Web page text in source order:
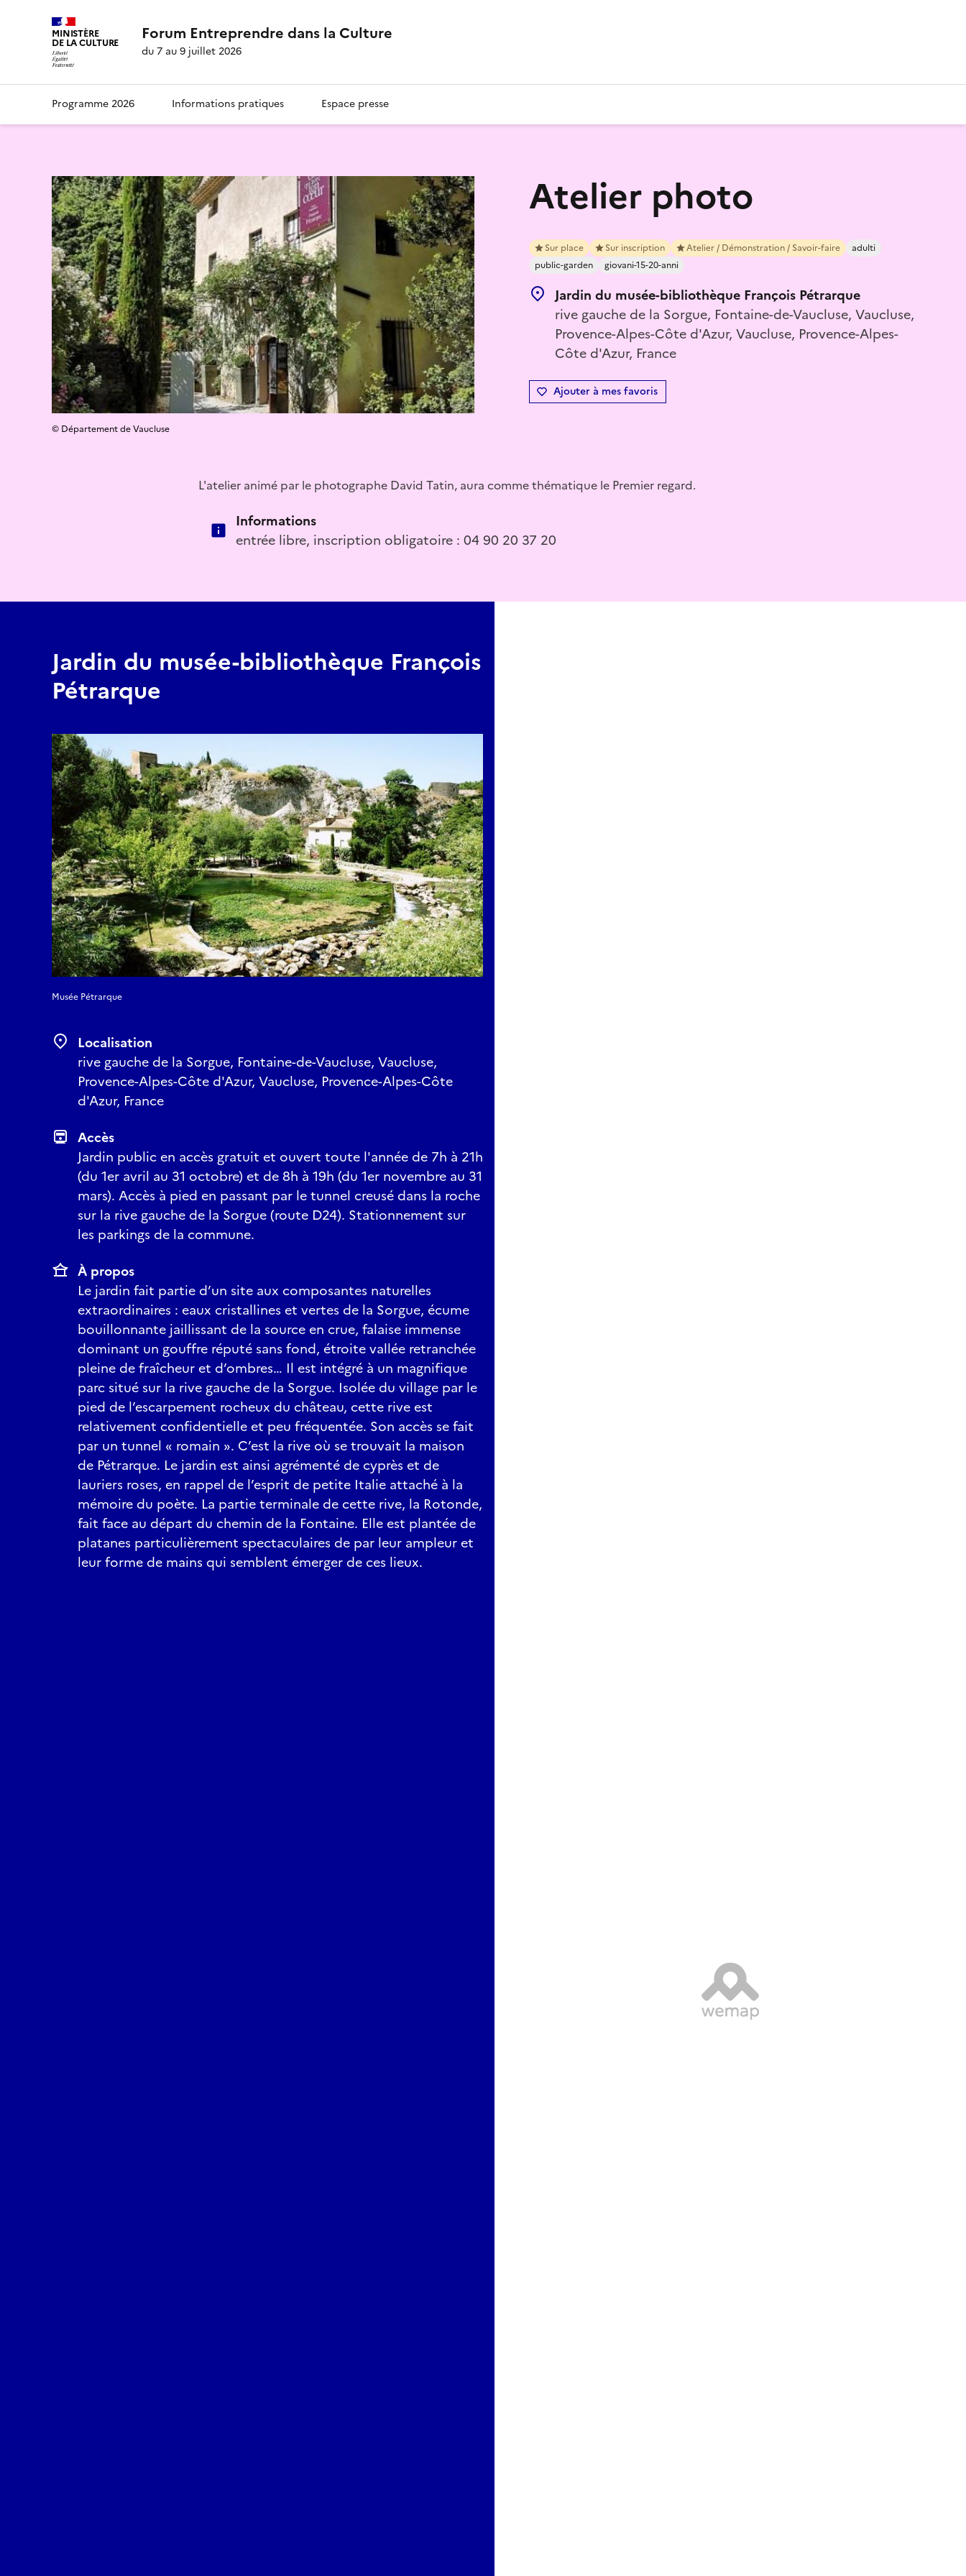
MINISTÈRE
DE LA CULTURE Forum Entreprendre dans la Culture
du 7 au 9 juillet 2026
Programme 2026 Informations pratiques Espace presse
Atelier photo
Sur place Sur inscription Atelier / Démonstration / Savoir-faire
adulti
public-garden
giovani-15-20-anni
Jardin du musée-bibliothèque François Pétrarque
rive gauche de la Sorgue, Fontaine-de-Vaucluse, Vaucluse,
Provence-Alpes-Côte d'Azur, Vaucluse, Provence-Alpes-
Côte d'Azur, France
Ajouter à mes favoris
© Département de Vaucluse
L'atelier animé par le photographe David Tatin, aura comme thématique le Premier regard.
Informations
entrée libre, inscription obligatoire : 04 90 20 37 20
Jardin du musée-bibliothèque François
Pétrarque
Musée Pétrarque
Localisation
rive gauche de la Sorgue, Fontaine-de-Vaucluse, Vaucluse,
Provence-Alpes-Côte d'Azur, Vaucluse, Provence-Alpes-Côte
d'Azur, France
Accès
Jardin public en accès gratuit et ouvert toute l'année de 7h à 21h
(du 1er avril au 31 octobre) et de 8h à 19h (du 1er novembre au 31
mars). Accès à pied en passant par le tunnel creusé dans la roche
sur la rive gauche de la Sorgue (route D24). Stationnement sur
les parkings de la commune.
À propos
Le jardin fait partie d’un site aux composantes naturelles
extraordinaires : eaux cristallines et vertes de la Sorgue, écume
bouillonnante jaillissant de la source en crue, falaise immense
dominant un gouffre réputé sans fond, étroite vallée retranchée
pleine de fraîcheur et d’ombres… Il est intégré à un magnifique
parc situé sur la rive gauche de la Sorgue. Isolée du village par le
pied de l’escarpement rocheux du château, cette rive est
relativement confidentielle et peu fréquentée. Son accès se fait
par un tunnel « romain ». C’est la rive où se trouvait la maison
de Pétrarque. Le jardin est ainsi agrémenté de cyprès et de
lauriers roses, en rappel de l’esprit de petite Italie attaché à la
mémoire du poète. La partie terminale de cette rive, la Rotonde,
fait face au départ du chemin de la Fontaine. Elle est plantée de
platanes particulièrement spectaculaires de par leur ampleur et
leur forme de mains qui semblent émerger de ces lieux.